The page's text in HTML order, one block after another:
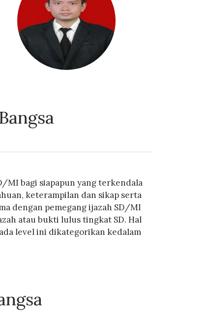
MI bagi siapapun yang terkendala
keterampilan dan sikap serta
dengan pemegang ijazah SD/MI
atau bukti lulus tingkat SD. Hal
level ini dikategorikan kedalam